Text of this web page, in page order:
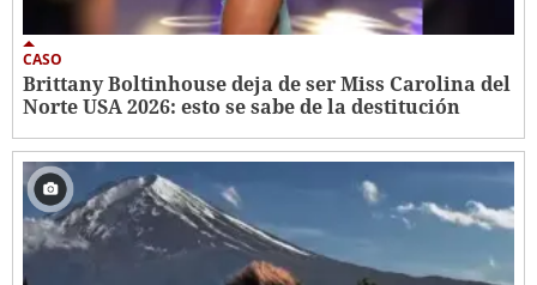
CASO
Brittany Boltinhouse deja de ser Miss Carolina del
Norte USA 2026: esto se sabe de la destitución